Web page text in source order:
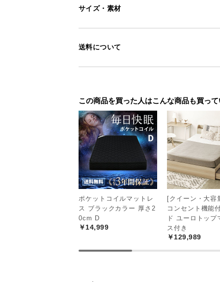
サイズ・素材
送料について
この商品を買った人はこんな商品も買っ
ポケットコイルマットレ
ス ブラックカラー 厚さ2
0cm D
￥14,999
[クイーン・大容
コンセント機能
ド ユーロトップ
ス付き
￥129,989